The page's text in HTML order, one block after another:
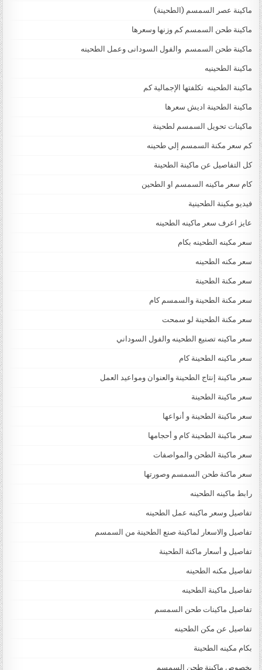
ماكينة عصر السمسم (الطحينة)
ماكينة طحن السمسم كم وزنها وسعرها
ماكينة طحن السمسم والفول السودانى وعمل الطحينه
ماكينة الطحينيه
ماكينة الطحينه تكلفتها الإجمالية كم
ماكينة الطحينة اديش سعرها
ماكينات تحويل السمسم لطحينة
كم سعر مكنة السمسم إلي طحينه
كل التفاصيل عن ماكينة الطحينة
كام سعر ماكينه السمسم او الطحين
فيديو مكينة الطحينية
عايز اعرف سعر ماكينه الطحينه
سعر مكينه الطحينه بكام
سعر مكنه الطحينه
سعر مكنة الطحينة
سعر مكنة الطحينة والسمسم كام
سعر مكنة الطحينة لو سمحت
سعر ماكينه تصنيع الطحينه والفول السوداني
سعر ماكينه الطحينة كام
سعر ماكينة إنتاج الطحينة والعنوان ومواعيد العمل
سعر ماكينة الطحينة
سعر ماكينة الطحينة و أنواعها
سعر ماكينة الطحينة كام و أحجامها
سعر ماكينة الطحن والمواصفات
سعر ماكنة طحن السمسم وصورتها
رابط ماكينه الطحينه
تفاصيل وسعر ماكينه عمل الطحينه
تفاصيل والاسعار لماكينة صنع الطحينة من السمسم
تفاصيل و أسعار ماكنة الطحينة
تفاصيل مكنه الطحينه
تفاصيل ماكينة الطحينه
تفاصيل ماكينات طحن السمسم
تفاصيل عن مكن الطحينه
بكام مكينه الطحينة
بخصوص ماكينة طحن السمسم